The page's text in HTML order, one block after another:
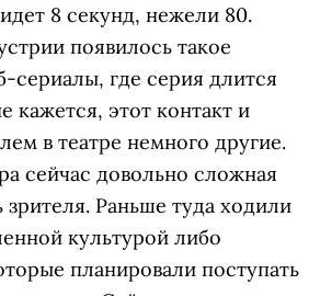
8 секунд, нежели 80.
появилось такое
сериалы, где серия длится
кажется, этот контакт и
в театре немного другие.
сейчас довольно сложная
зрителя. Раньше туда ходили
культурой либо
планировали поступать